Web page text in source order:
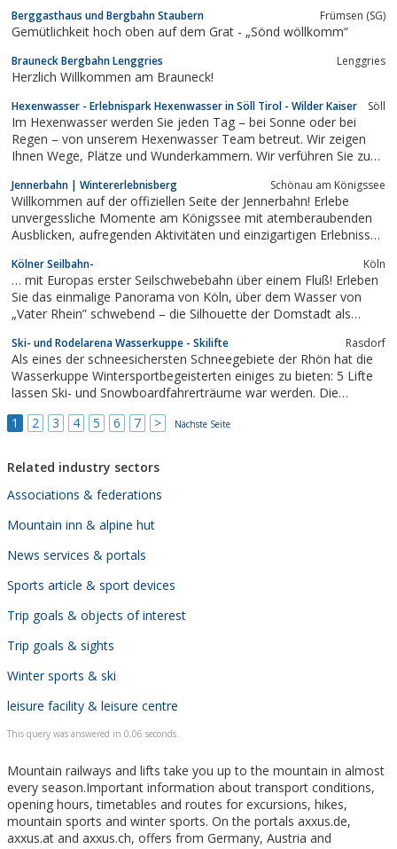
Berggasthaus und Bergbahn Staubern Frümsen (SG)
Gemütlichkeit hoch oben auf dem Grat - „Sönd wöllkomm“
Brauneck Bergbahn Lenggries Lenggries
Herzlich Willkommen am Brauneck!
Hexenwasser - Erlebnispark Hexenwasser in Söll Tirol - Wilder Kaiser Söll
Im Hexenwasser werden Sie jeden Tag – bei Sonne oder bei
Regen – von unserem Hexenwasser Team betreut. Wir zeigen
Ihnen Wege, Plätze und Wunderkammern. Wir verführen Sie zum
Jennerbahn | Wintererlebnisberg Schönau am Königssee
Willkommen auf der offiziellen Seite der Jennerbahn! Erlebe
unvergessliche Momente am Königssee mit atemberaubenden
Ausblicken, aufregenden Aktivitäten und einzigartigen Erlebnissen
Kölner Seilbahn- Köln
… mit Europas erster Seilschwebebahn über einem Fluß! Erleben
Sie das einmalige Panorama von Köln, über dem Wasser von
„Vater Rhein” schwebend – die Silhouette der Domstadt als
Ski- und Rodelarena Wasserkuppe - Skilifte Rasdorf
Als eines der schneesichersten Schneegebiete der Rhön hat die
Wasserkuppe Wintersportbegeisterten einiges zu bieten: 5 Lifte
lassen Ski- und Snowboardfahrerträume war werden. Die
1 2 3 4 5 6 7 > Nächste Seite
Related industry sectors
Associations & federations
Mountain inn & alpine hut
News services & portals
Sports article & sport devices
Trip goals & objects of interest
Trip goals & sights
Winter sports & ski
leisure facility & leisure centre
This query was answered in 0,06 seconds.
Mountain railways and lifts take you up to the mountain in almost
every season.Important information about transport conditions,
opening hours, timetables and routes for excursions, hikes,
mountain sports and winter sports. On the portals axxus.de,
axxus.at and axxus.ch, offers from Germany, Austria and